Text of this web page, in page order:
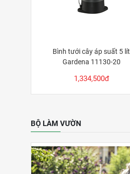
Bình tưới cây áp suất 5 lít
Gardena 11130-20
1,334,500đ
BỘ LÀM VƯỜN